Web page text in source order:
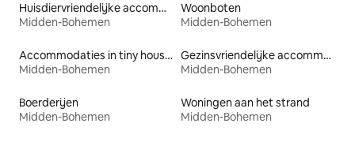
Huisdiervriendelijke accommodaties
Midden-Bohemen
Woonboten
Midden-Bohemen
Accommodaties in tiny houses
Midden-Bohemen
Gezinsvriendelijke accommodaties
Midden-Bohemen
Boerderijen
Midden-Bohemen
Woningen aan het strand
Midden-Bohemen